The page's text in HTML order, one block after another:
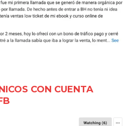
CON CUENTA